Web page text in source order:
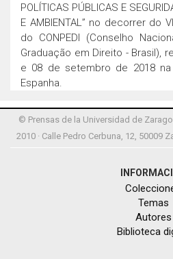
POLÍTICAS PÚBLICAS E
E AMBIENTAL” no decorrer do
do CONPEDI (Conselho
Graduação em Direito - Brasil),
e 08 de setembro de 2018
Espanha.
© Prensas de la Universidad de
2010 · Calle Pedro Cerbuna, 12, 50009
Temas
Autores
Biblioteca